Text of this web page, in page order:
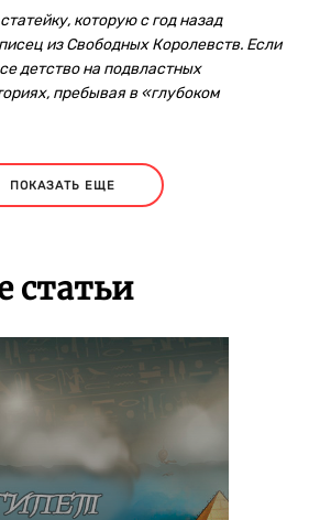
которую с год назад
из Свободных Королевств. Если
детство на подвластных
пребывая в «глубоком
ПОКАЗАТЬ ЕЩЕ
статьи